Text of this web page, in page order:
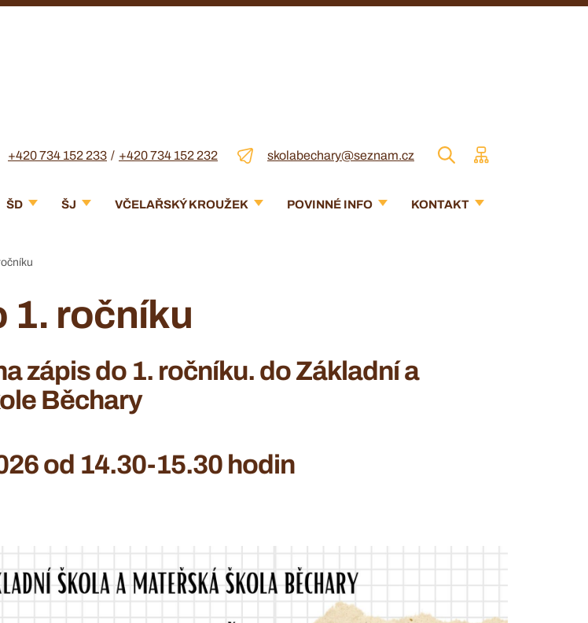
+420 734 152 233 +420 734 152 232 skolabechary@seznam.cz
ŠD ŠJ VČELAŘSKÝ KROUŽEK POVINNÉ INFO KONTAKT
1. ročníku
zápis do 1. ročníku. do Základní a
Běchary
od 14.30-15.30 hodin